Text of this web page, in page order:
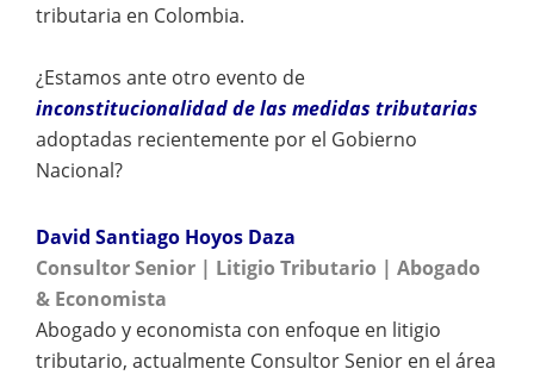
tributaria en Colombia.
¿Estamos ante otro evento de
inconstitucionalidad de las medidas tributarias
adoptadas recientemente por el Gobierno
Nacional?
David Santiago Hoyos Daza
Consultor Senior | Litigio Tributario | Abogado
& Economista
Abogado y economista con enfoque en litigio
tributario, actualmente Consultor Senior en el área